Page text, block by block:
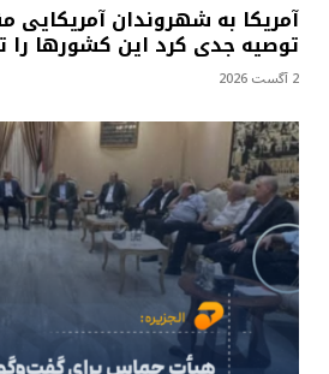
آمریکا به شهروندان آمریکایی
توصیه جدی کرد این کشورها را
2 آگست 2026